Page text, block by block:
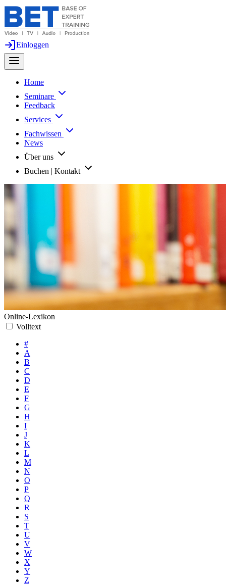
Einloggen
Home
Seminare
Feedback
Services
Fachwissen
News
Über uns
Buchen | Kontakt
Online-Lexikon
Volltext
#
A
B
C
D
E
F
G
H
I
J
K
L
M
N
O
P
Q
R
S
T
U
V
W
X
Y
Z